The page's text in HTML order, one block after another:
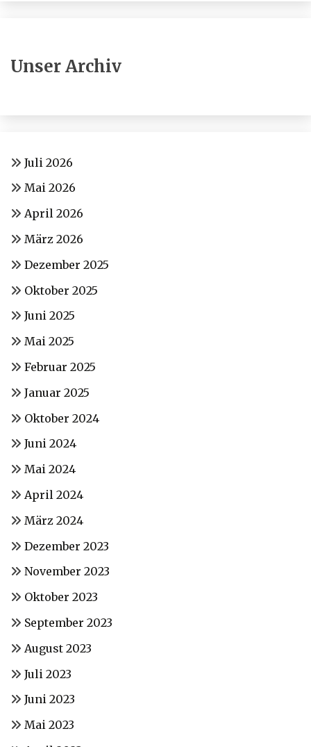
Unser Archiv
Juli 2026
Mai 2026
April 2026
März 2026
Dezember 2025
Oktober 2025
Juni 2025
Mai 2025
Februar 2025
Januar 2025
Oktober 2024
Juni 2024
Mai 2024
April 2024
März 2024
Dezember 2023
November 2023
Oktober 2023
September 2023
August 2023
Juli 2023
Juni 2023
Mai 2023